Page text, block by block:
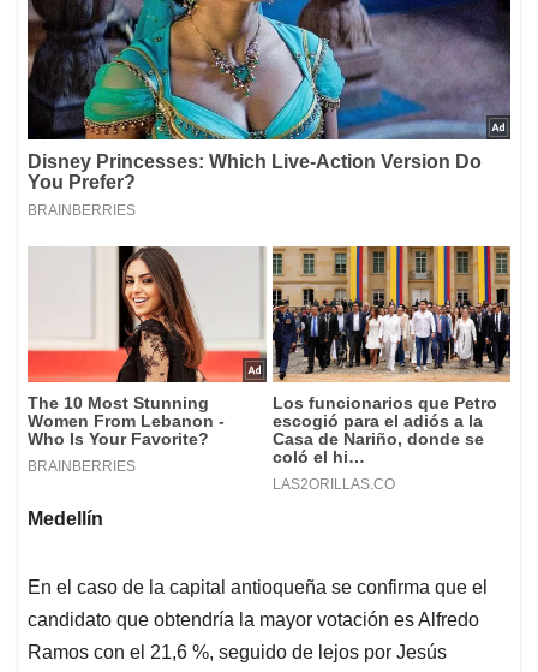
Medellín
En el caso de la capital antioqueña se confirma que el
candidato que obtendría la mayor votación es Alfredo
Ramos con el 21,6 %, seguido de lejos por Jesús